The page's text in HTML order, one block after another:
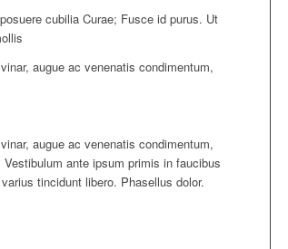
cubilia Curae; Fusce id purus. Ut
augue ac venenatis condimentum,
augue ac venenatis condimentum,
ante ipsum primis in faucibus
tincidunt libero. Phasellus dolor.